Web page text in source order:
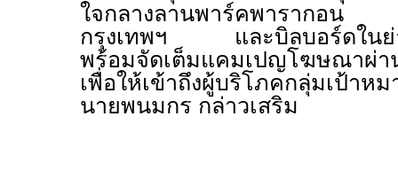
ใจกลางลานพาร์คพารากอ
กรุงเทพฯ และบิลบอร์ดในย่า
พร้อมจัดเต็มแคมเปญโฆษณาผ่า
เพื่อให้เข้าถึงผู้บริโภคกลุ่มเป้าห
นายพนมกร กล่าวเสริม